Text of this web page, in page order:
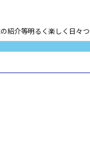
介等明るく楽しく日々つ